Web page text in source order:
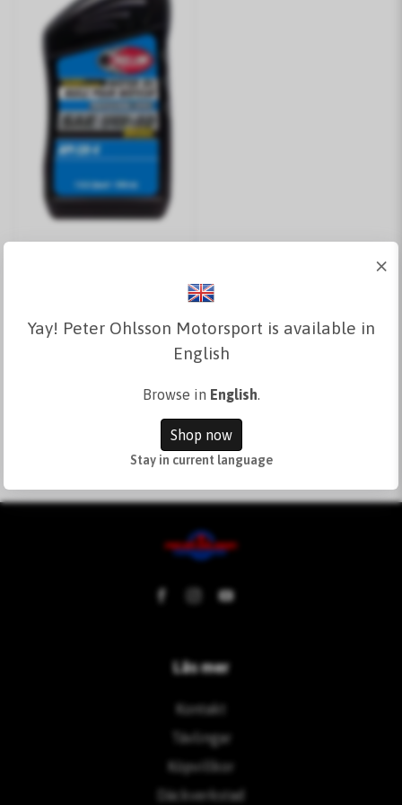
236 kr
Läs mer
Kontakt
Tävlingar
Köpvillkor
Däckverkstad
×
Yay! Peter Ohlsson Motorsport is available in
English
Browse in English.
Shop now
Stay in current language